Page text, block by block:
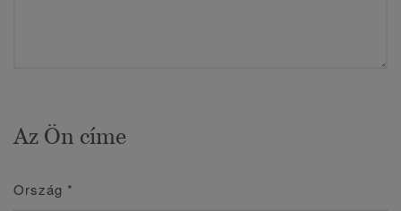
Az Ön címe
Ország *